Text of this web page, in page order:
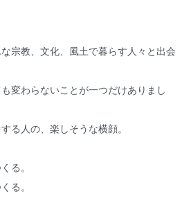
宗教、文化、風土で暮らす人々と出会
変わらないことが一つだけありまし
る人の、楽しそうな横顔。
る。
る。